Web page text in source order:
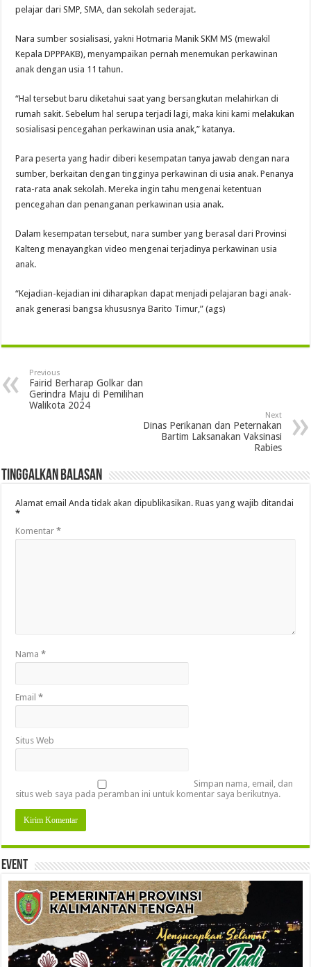
pelajar dari SMP, SMA, dan sekolah sederajat.
Nara sumber sosialisasi, yakni Hotmaria Manik SKM MS (mewakil
Kepala DPPPAKB), menyampaikan pernah menemukan perkawinan
anak dengan usia 11 tahun.
“Hal tersebut baru diketahui saat yang bersangkutan melahirkan di
rumah sakit. Sebelum hal serupa terjadi lagi, maka kini kami melakukan
sosialisasi pencegahan perkawinan usia anak,” katanya.
Para peserta yang hadir diberi kesempatan tanya jawab dengan nara
sumber, berkaitan dengan tingginya perkawinan di usia anak. Penanya
rata-rata anak sekolah. Mereka ingin tahu mengenai ketentuan
pencegahan dan penanganan perkawinan usia anak.
Dalam kesempatan tersebut, nara sumber yang berasal dari Provinsi
Kalteng menayangkan video mengenai terjadinya perkawinan usia
anak.
“Kejadian-kejadian ini diharapkan dapat menjadi pelajaran bagi anak-
anak generasi bangsa khususnya Barito Timur,” (ags)
Previous
Fairid Berharap Golkar dan
Gerindra Maju di Pemilihan
Walikota 2024
Next
Dinas Perikanan dan Peternakan
Bartim Laksanakan Vaksinasi
Rabies
Tinggalkan Balasan
Alamat email Anda tidak akan dipublikasikan. Ruas yang wajib ditandai
*
Komentar*
Nama*
Email*
Situs Web
Simpan nama, email, dan
situs web saya pada peramban ini untuk komentar saya berikutnya.
Event